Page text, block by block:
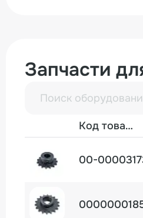
Запчасти
Код товара
00-